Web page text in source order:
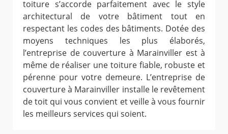
toiture s’accorde parfaitement avec le style
architectural de votre bâtiment tout en
respectant les codes des bâtiments. Dotée des
moyens techniques les plus élaborés,
l’entreprise de couverture à Marainviller est à
même de réaliser une toiture fiable, robuste et
pérenne pour votre demeure. L’entreprise de
couverture à Marainviller installe le revêtement
de toit qui vous convient et veille à vous fournir
les meilleurs services qui soient.